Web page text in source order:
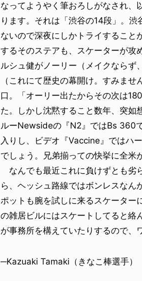
なってようやく筆おろしがなされ、
ります。それは「渋谷の14段」。
ないので深夜にしかトライすること
するそのステアも、スケーターが攻
ルシュ健がノーリー（メイクならず
（これにて歴史の幕開け。すみま
口。「オーリー出たからその次は
た。しかし沈黙すること数年、突如
ルーNewsideの『N2』ではBs 360
入りし、ビデオ『Vaccine』ではハ
でしょう。兄弟揃っての快挙に全米
なんでも最近これに負けずとも劣
ら、ヘッシュ路線ではボンレスなん
ポットも腕を試しに来るスケーター
の雑居ビルにはスケートしてると絡
が事務所を構えていたりするので、
─Kazuaki Tamaki（きなこ棒選手）